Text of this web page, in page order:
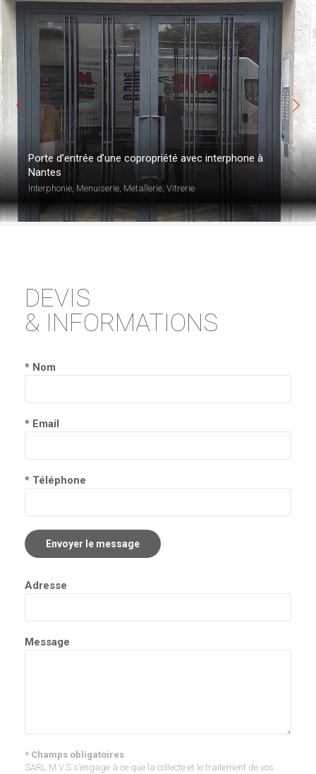
Porte d’entrée d’une copropriété avec interphone à
Nantes
Interphonie, Menuiserie, Metallerie, Vitrerie
DEVIS
& INFORMATIONS
* Nom
* Email
* Téléphone
Adresse
Message
* Champs obligatoires.
SARL M.V.S s’engage à ce que la collecte et le traitement de vos